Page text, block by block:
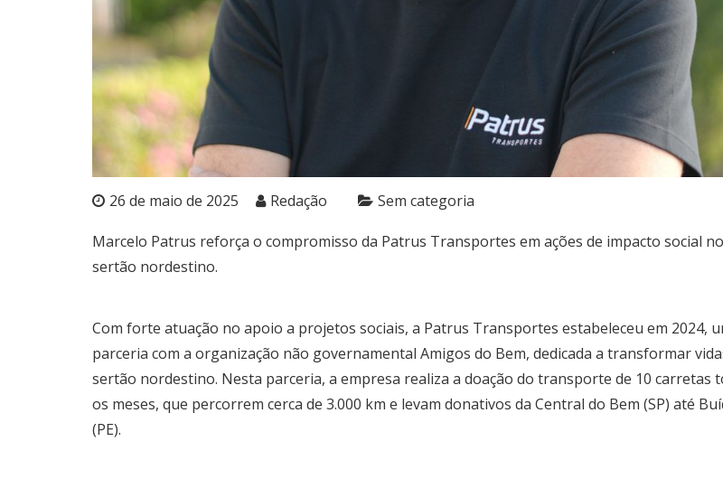
26 de maio de 2025 Redação Sem categoria
Marcelo Patrus reforça o compromisso da Patrus Transportes em ações de impacto social no
sertão nordestino.
Com forte atuação no apoio a projetos sociais, a Patrus Transportes estabeleceu em 2024,
parceria com a organização não governamental Amigos do Bem, dedicada a transformar
sertão nordestino. Nesta parceria, a empresa realiza a doação do transporte de 10 carretas
os meses, que percorrem cerca de 3.000 km e levam donativos da Central do Bem (SP) até
(PE).